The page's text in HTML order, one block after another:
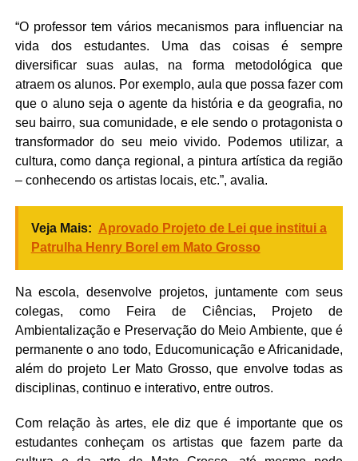
“O professor tem vários mecanismos para influenciar na
vida dos estudantes. Uma das coisas é sempre
diversificar suas aulas, na forma metodológica que
atraem os alunos. Por exemplo, aula que possa fazer com
que o aluno seja o agente da história e da geografia, no
seu bairro, sua comunidade, e ele sendo o protagonista o
transformador do seu meio vivido. Podemos utilizar, a
cultura, como dança regional, a pintura artística da região
– conhecendo os artistas locais, etc.”, avalia.
Veja Mais: Aprovado Projeto de Lei que institui a
Patrulha Henry Borel em Mato Grosso
Na escola, desenvolve projetos, juntamente com seus
colegas, como Feira de Ciências, Projeto de
Ambientalização e Preservação do Meio Ambiente, que é
permanente o ano todo, Educomunicação e Africanidade,
além do projeto Ler Mato Grosso, que envolve todas as
disciplinas, continuo e interativo, entre outros.
Com relação às artes, ele diz que é importante que os
estudantes conheçam os artistas que fazem parte da